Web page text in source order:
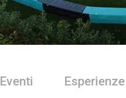
Eventi Esperienze